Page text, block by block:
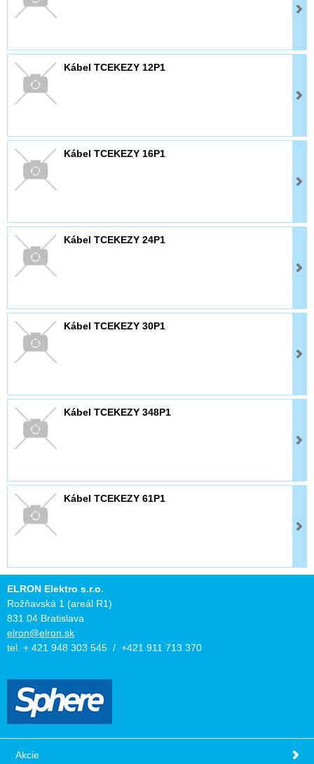
Kábel TCEKEZY 12P1
Kábel TCEKEZY 16P1
Kábel TCEKEZY 24P1
Kábel TCEKEZY 30P1
Kábel TCEKEZY 348P1
Kábel TCEKEZY 61P1
ELRON Elektro s.r.o.
Rožňavská 1 (areál R1)
831 04 Bratislava
elron@elron.sk
tel. + 421 948 303 545 / +421 911 713 370
Akcie